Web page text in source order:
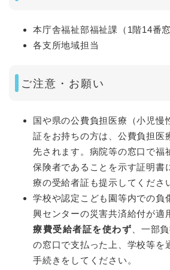
本庁舎福祉部福祉課（1階14番窓
各支所地域担当
ご注意・お願い
国や県の公費負担医療（小児慢
証をお持ちの方は、公費負担医
先されます。病院等の窓口で福
保険者であることを示す証明書
療の受給者証も提示してくださ
学校や認定こども園等内での負
興センターの災害共済給付が適
療費受給者証を使わず 、一部
の窓口で支払った上、学校等を
手続きをしてください。